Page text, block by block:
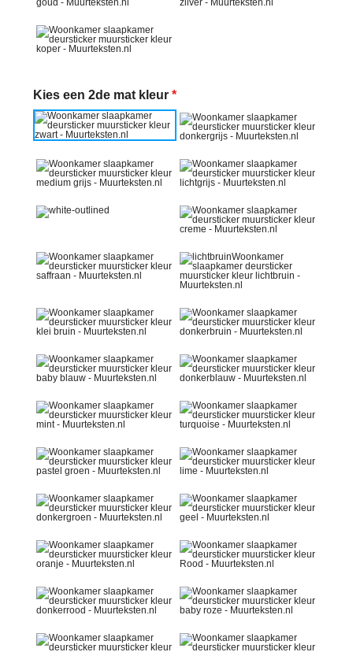
Kies een 2de mat kleur *